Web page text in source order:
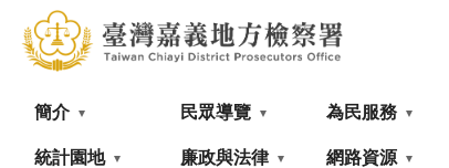
簡介 民眾導覽 為民服務
統計園地 廉政與法律 網路資源